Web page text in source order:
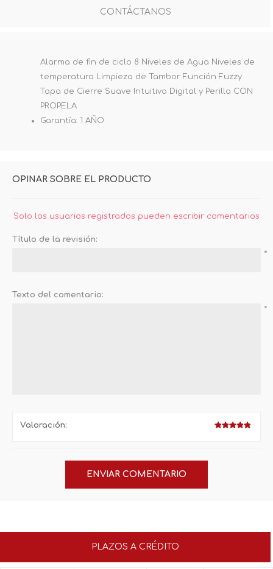
CONTÁCTANOS
Alarma de fin de ciclo 8 Niveles de Agua Niveles de
temperatura Limpieza de Tambor Función Fuzzy
Tapa de Cierre Suave Intuitivo Digital y Perilla CON
PROPELA
Garantía: 1 AÑO
OPINAR SOBRE EL PRODUCTO
Solo los usuarios registrados pueden escribir comentarios
Título de la revisión:
*
Texto del comentario:
*
Valoración:
PLAZOS A CRÉDITO